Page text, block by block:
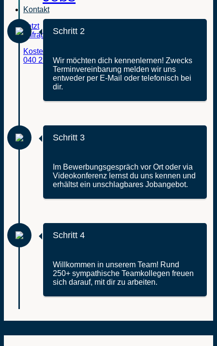
Kontakt
Jetzt
anfragen
Kostenfreie Beratung:
040 211 079 290
Schritt 2
Wir möchten dich kennenlernen! Zwecks
Terminvereinbarung melden wir uns
entweder per E-Mail oder telefonisch bei
dir.
Schritt 3
Im Bewerbungsgespräch vor Ort oder via
Videokonferenz lernst du uns kennen und
erhältst ein unschlagbares Jobangebot.
Schritt 4
Willkommen in unserem Team! Rund
250+ sympathische Teamkollegen freuen
sich darauf, mit dir zu arbeiten.